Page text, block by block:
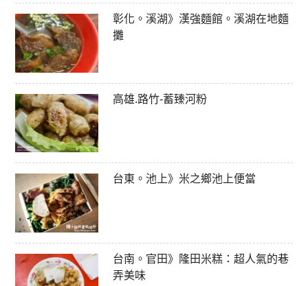
彰化。溪湖》漢強麵館。溪湖在地麵
攤
高雄.路竹-蓄臻河粉
台東。池上》米之鄉池上便當
台南。官田》隆田米糕：超人氣的巷
弄美味